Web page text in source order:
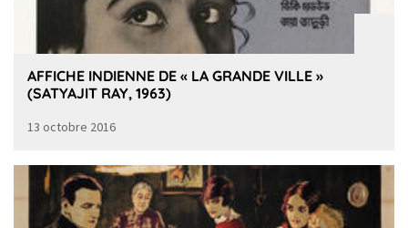
AFFICHE INDIENNE DE « LA GRANDE VILLE »
(SATYAJIT RAY, 1963)
13 octobre 2016